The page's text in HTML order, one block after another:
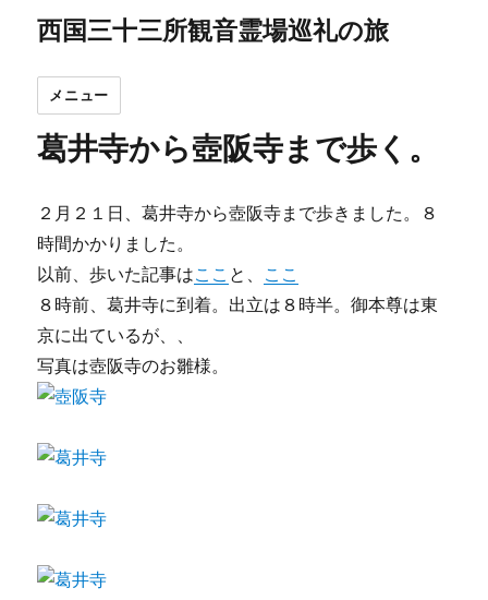
西国三十三所観音霊場巡礼の旅
メニュー
葛井寺から壺阪寺まで歩く。
２月２１日、葛井寺から壺阪寺まで歩きました。８
時間かかりました。
以前、歩いた記事はここ と、 ここ
８時前、葛井寺に到着。出立は８時半。御本尊は東
京に出ているが、、
写真は壺阪寺のお雛様。